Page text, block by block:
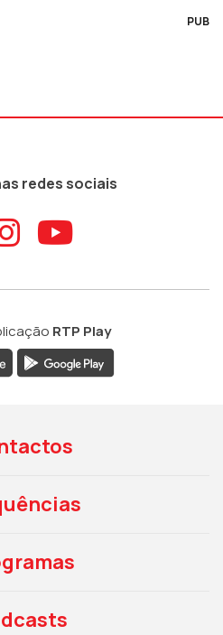
PUB
redes sociais
ao
Aceder ao
Aceder
RTP Play